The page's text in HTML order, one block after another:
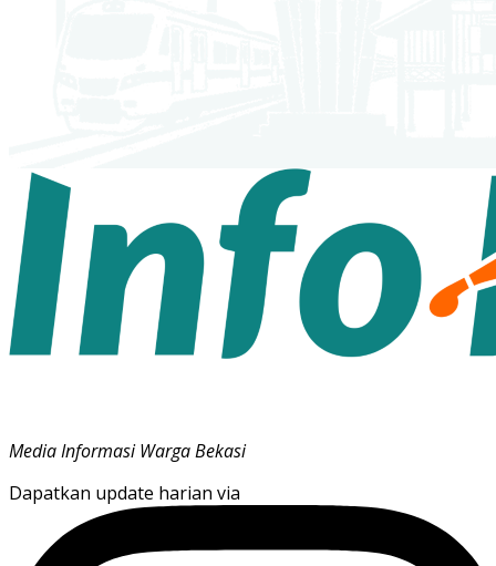
Media Informasi Warga Bekasi
Dapatkan update harian via